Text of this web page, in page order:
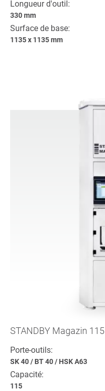
Longueur d'outil:
330 mm
Surface de base:
1135 x 1135 mm
STANDBY Magazin 115
Porte-outils:
SK 40/ BT 40/ HSK A63
Capacité:
115